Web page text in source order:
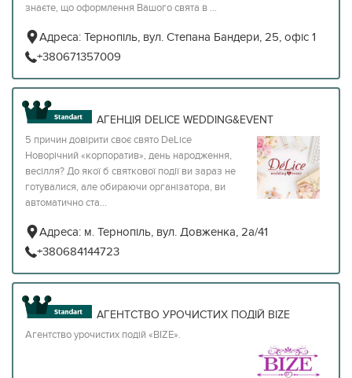
знаєте, що оформлення Вашого свята в ...
Адреса: Тернопіль, вул. Cтепана Бандери, 25, офіс 1
+380671357009
АГЕНЦІЯ DELICE WEDDING&EVENT
5 причин довірити своє свято DeLice
Новорічний «корпоратив», день народження,
весілля? До якої б святкової події ви зараз не
готувалися, але обираючи організатора, ви
автоматично ста...
Адреса: м. Тернопіль, вул. Довженка, 2а/41
+380684144723
АГЕНТСТВО УРОЧИСТИХ ПОДІЙ BIZE
Агентство урочистих подій «BIZE».